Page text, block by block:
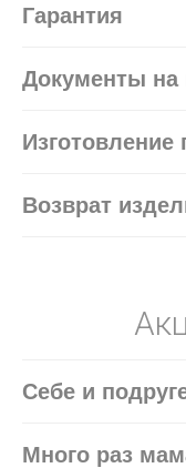
Гарантия
Документы на
Изготовление
Возврат
Себе и
Много раз